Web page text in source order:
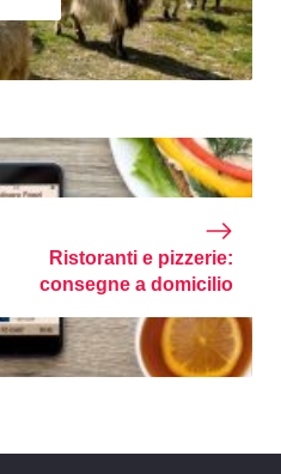
Ristoranti e pizzerie:
consegne a domicilio